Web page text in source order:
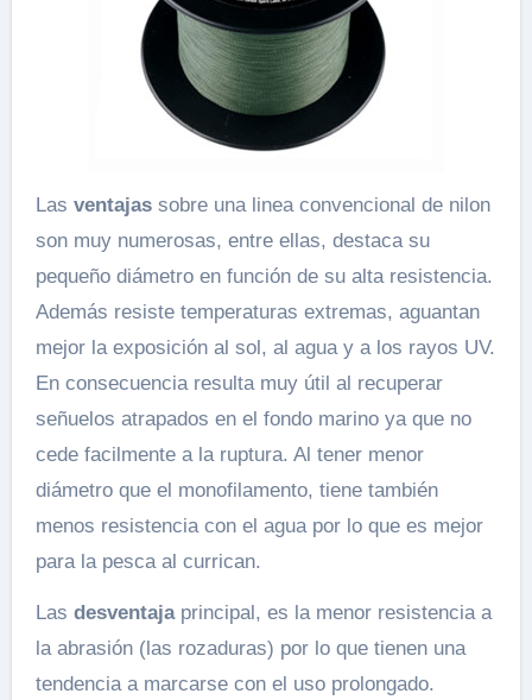
Las ventajassobre una linea convencional de nilon
son muy numerosas, entre ellas, destaca su
pequeño diámetro en función de su alta resistencia.
Además resiste temperaturas extremas, aguantan
mejor la exposición al sol, al agua y a los rayos UV.
En consecuencia resulta muy útil al recuperar
señuelos atrapados en el fondo marino ya que no
cede facilmente a la ruptura. Al tener menor
diámetro que el monofilamento, tiene también
menos resistencia con el agua por lo que es mejor
para la pesca al currican.
Las desventajaprincipal, es la menor resistencia a
la abrasión (las rozaduras) por lo que tienen una
tendencia a marcarse con el uso prolongado.